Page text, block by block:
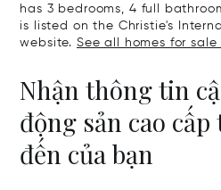
has 3 bedrooms, 4 full
is listed on the Christie's
website. See all homes for
Nhận thông tin
động sản cao
đến của bạn